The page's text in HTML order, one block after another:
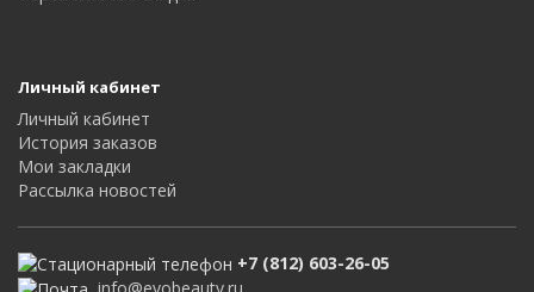
Личный кабинет
Личный кабинет
История заказов
Мои закладки
Рассылка новостей
+7 (812) 603-26-05